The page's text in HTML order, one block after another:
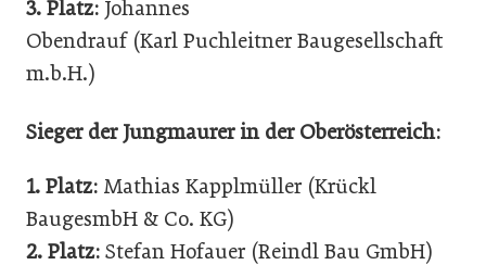
3. Platz: Johannes
Obendrauf (Karl Puchleitner Baugesellschaft
m.b.H.)
Sieger der Jungmaurer in der Oberösterreich:
1. Platz: Mathias Kapplmüller (Krückl
BaugesmbH & Co. KG)
2. Platz: Stefan Hofauer (Reindl Bau GmbH)